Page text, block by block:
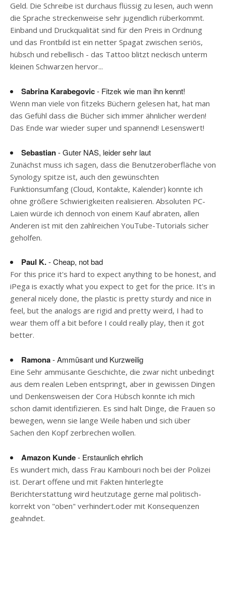
Geld. Die Schreibe ist durchaus flüssig zu lesen, auch wenn
die Sprache streckenweise sehr jugendlich rüberkommt.
Einband und Druckqualität sind für den Preis in Ordnung
und das Frontbild ist ein netter Spagat zwischen seriös,
hübsch und rebellisch - das Tattoo blitzt neckisch unterm
kleinen Schwarzen hervor...
Sabrina Karabegovic- Fitzek wie man ihn kennt!
Wenn man viele von fitzeks Büchern gelesen hat, hat man
das Gefühl dass die Bücher sich immer ähnlicher werden!
Das Ende war wieder super und spannend! Lesenswert!
Sebastian- Guter NAS, leider sehr laut
Zunächst muss ich sagen, dass die Benutzeroberfläche von
Synology spitze ist, auch den gewünschten
Funktionsumfang (Cloud, Kontakte, Kalender) konnte ich
ohne größere Schwierigkeiten realisieren. Absoluten PC-
Laien würde ich dennoch von einem Kauf abraten, allen
Anderen ist mit den zahlreichen YouTube-Tutorials sicher
geholfen.
Paul K.- Cheap, not bad
For this price it's hard to expect anything to be honest, and
iPega is exactly what you expect to get for the price. It's in
general nicely done, the plastic is pretty sturdy and nice in
feel, but the analogs are rigid and pretty weird, I had to
wear them off a bit before I could really play, then it got
better.
Ramona- Ammüsant und Kurzweilig
Eine Sehr ammüsante Geschichte, die zwar nicht unbedingt
aus dem realen Leben entspringt, aber in gewissen Dingen
und Denkensweisen der Cora Hübsch konnte ich mich
schon damit identifizieren. Es sind halt Dinge, die Frauen so
bewegen, wenn sie lange Weile haben und sich über
Sachen den Kopf zerbrechen wollen.
Amazon Kunde- Erstaunlich ehrlich
Es wundert mich, dass Frau Kambouri noch bei der Polizei
ist. Derart offene und mit Fakten hinterlegte
Berichterstattung wird heutzutage gerne mal politisch-
korrekt von "oben" verhindert.oder mit Konsequenzen
geahndet.